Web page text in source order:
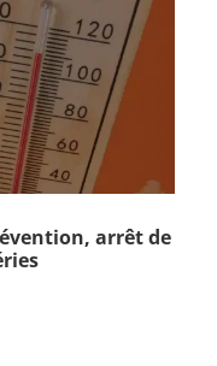
arrêt de